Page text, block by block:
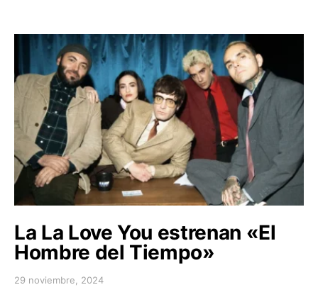
La La Love You estrenan «El
Hombre del Tiempo»
Posted on
29 noviembre, 2024